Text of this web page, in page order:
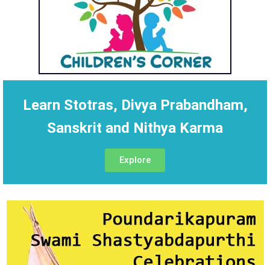
Learn Stotras, Divya Prabandham,
Sanskrit and Nithya Karma
Explore